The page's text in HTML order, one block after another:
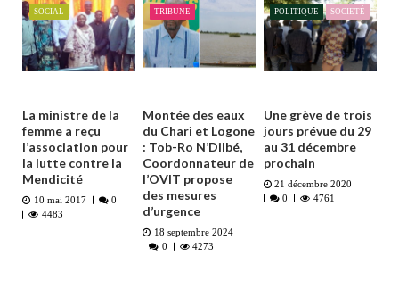
SOCIAL
La ministre de la
femme a reçu
l’association pour
la lutte contre la
Mendicité
10 mai 2017
0
4483
TRIBUNE
Montée des eaux
du Chari et Logone
: Tob-Ro N’Dilbé,
Coordonnateur de
l’OVIT propose
des mesures
d’urgence
18 septembre 2024
0
4273
POLITIQUE SOCIETÉ
Une grève de trois
jours prévue du 29
au 31 décembre
prochain
21 décembre 2020
0
4761